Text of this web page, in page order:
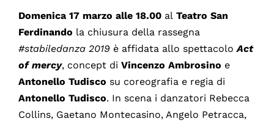
Domenica 17 marzo alle 18.00 al Teatro San
Ferdinando la chiusura della rassegna
#stabiledanza 2019 è affidata allo spettacolo Act
of mercy, concept di Vincenzo Ambrosino e
Antonello Tudisco su coreografia e regia di
Antonello Tudisco. In scena i danzatori Rebecca
Collins, Gaetano Montecasino, Angelo Petracca,